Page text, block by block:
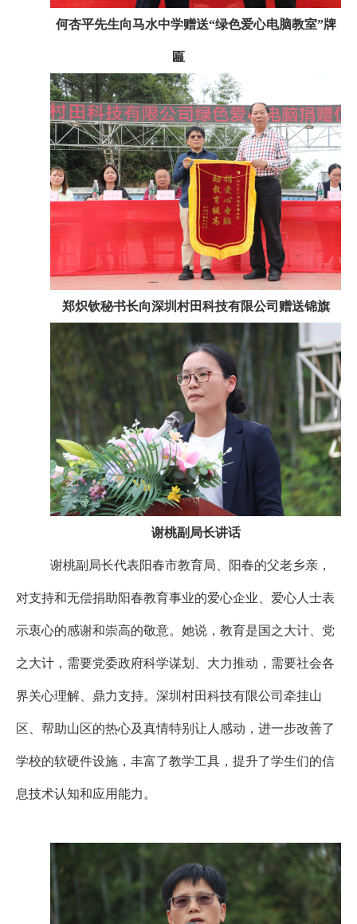
何杏平先生向马水中学赠送“绿色爱心电脑教室”牌
匾
郑炽钦秘书长向深圳村田科技有限公司赠送锦旗
谢桃副局长讲话
谢桃副局长代表阳春市教育局、阳春的父老乡亲，
对支持和无偿捐助阳春教育事业的爱心企业、爱心人士表
示衷心的感谢和崇高的敬意。她说，教育是国之大计、党
之大计，需要党委政府科学谋划、大力推动，需要社会各
界关心理解、鼎力支持。深圳村田科技有限公司牵挂山
区、帮助山区的热心及真情特别让人感动，进一步改善了
学校的软硬件设施，丰富了教学工具，提升了学生们的信
息技术认知和应用能力。